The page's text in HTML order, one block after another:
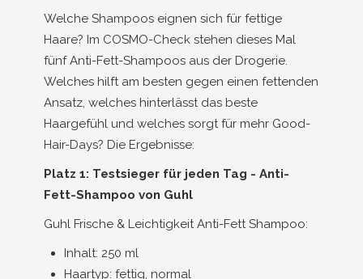
Welche Shampoos eignen sich für fettige
Haare? Im COSMO-Check stehen dieses Mal
fünf Anti-Fett-Shampoos aus der Drogerie.
Welches hilft am besten gegen einen fettenden
Ansatz, welches hinterlässt das beste
Haargefühl und welches sorgt für mehr Good-
Hair-Days? Die Ergebnisse:
Platz 1: Testsieger für jeden Tag - Anti-
Fett-Shampoo von Guhl
Guhl Frische & Leichtigkeit Anti-Fett Shampoo:
Inhalt: 250 ml
Haartyp: fettig, normal